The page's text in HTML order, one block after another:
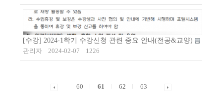
[수강] 2024-1학기 수강신청 관련 중요 안내(전공&교양)
관리자
2024-02-07 1226
60 61 62 63